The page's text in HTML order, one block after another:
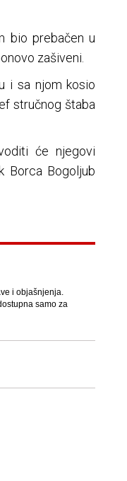
bio prebačen u
zašiveni.
i sa njom kosio
stručnog štaba
će njegovi
Borca Bogoljub
i objašnjenja.
samo za